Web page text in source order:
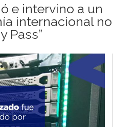
e intervino a un
internacional no
Pass”